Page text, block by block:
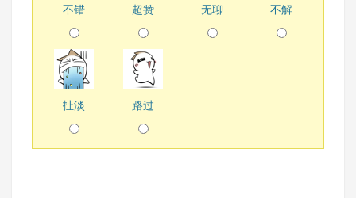
不错 超赞 无聊 不解
扯淡 路过